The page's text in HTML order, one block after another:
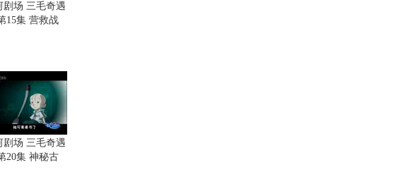
剧场 三毛奇遇
15集 营救战
剧场 三毛奇遇
20集 神秘古